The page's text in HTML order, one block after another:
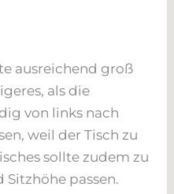
ausreichend groß
als die
von links nach
weil der Tisch zu
sollte zudem zu
passen.